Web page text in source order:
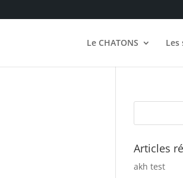
Le CHATONS Les
Articles
akh test